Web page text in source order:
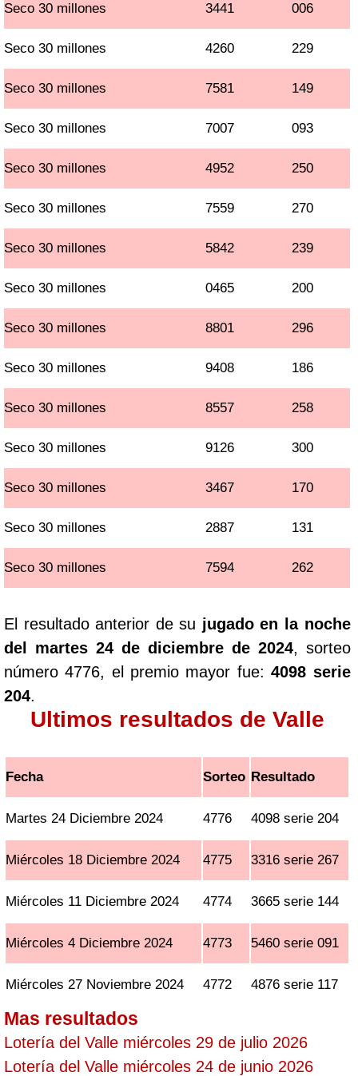
Seco 30 millones 3441 006
Seco 30 millones 4260 229
Seco 30 millones 7581 149
Seco 30 millones 7007 093
Seco 30 millones 4952 250
Seco 30 millones 7559 270
Seco 30 millones 5842 239
Seco 30 millones 0465 200
Seco 30 millones 8801 296
Seco 30 millones 9408 186
Seco 30 millones 8557 258
Seco 30 millones 9126 300
Seco 30 millones 3467 170
Seco 30 millones 2887 131
Seco 30 millones 7594 262
El resultado anterior de su jugado en la noche
del martes 24 de diciembre de 2024, sorteo
número 4776, el premio mayor fue:4098 serie
204.
Ultimos resultados de Valle
Fecha Sorteo Resultado
Martes 24 Diciembre 2024 4776 4098 serie 204
Miércoles 18 Diciembre 2024 4775 3316 serie 267
Miércoles 11 Diciembre 2024 4774 3665 serie 144
Miércoles 4 Diciembre 2024 4773 5460 serie 091
Miércoles 27 Noviembre 2024 4772 4876 serie 117
Mas resultados
Lotería del Valle miércoles 29 de julio 2026
Lotería del Valle miércoles 24 de junio 2026